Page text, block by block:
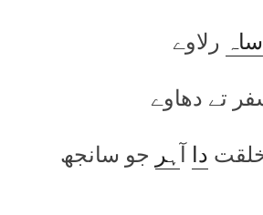
ساہ رلاوے
تے دھاوے
دا آہر جو سانجھ